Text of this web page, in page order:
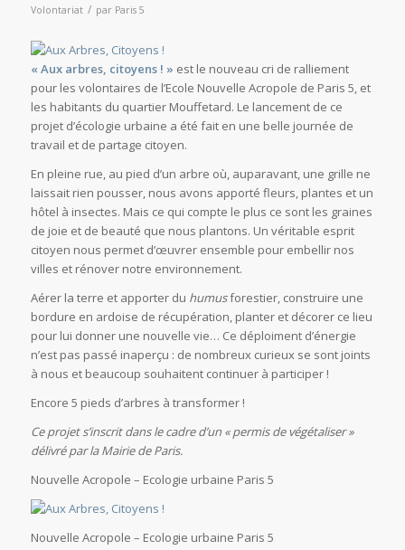
Volontariat / par Paris 5
« Aux arbres, citoyens ! » est le nouveau cri de ralliement
pour les volontaires de l’Ecole Nouvelle Acropole de Paris 5, et
les habitants du quartier Mouffetard. Le lancement de ce
projet d’écologie urbaine a été fait en une belle journée de
travail et de partage citoyen.
En pleine rue, au pied d’un arbre où, auparavant, une grille ne
laissait rien pousser, nous avons apporté fleurs, plantes et un
hôtel à insectes. Mais ce qui compte le plus ce sont les graines
de joie et de beauté que nous plantons. Un véritable esprit
citoyen nous permet d’œuvrer ensemble pour embellir nos
villes et rénover notre environnement.
Aérer la terre et apporter du humusforestier, construire une
bordure en ardoise de récupération, planter et décorer ce lieu
pour lui donner une nouvelle vie… Ce déploiment d’énergie
n’est pas passé inaperçu : de nombreux curieux se sont joints
à nous et beaucoup souhaitent continuer à participer !
Encore 5 pieds d’arbres à transformer !
Ce projet s’inscrit dans le cadre d’un « permis de végétaliser »
délivré par la Mairie de Paris.
Nouvelle Acropole – Ecologie urbaine Paris 5
Nouvelle Acropole – Ecologie urbaine Paris 5